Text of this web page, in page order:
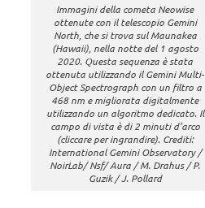
Immagini della cometa Neowise
ottenute con il telescopio Gemini
North, che si trova sul Maunakea
(Hawaii), nella notte del 1 agosto
2020. Questa sequenza è stata
ottenuta utilizzando il Gemini Multi-
Object Spectrograph con un filtro a
468 nm e migliorata digitalmente
utilizzando un algoritmo dedicato. Il
campo di vista è di 2 minuti d’arco
(cliccare per ingrandire). Crediti:
International Gemini Observatory /
NoirLab/ Nsf/ Aura / M. Drahus / P.
Guzik / J. Pollard